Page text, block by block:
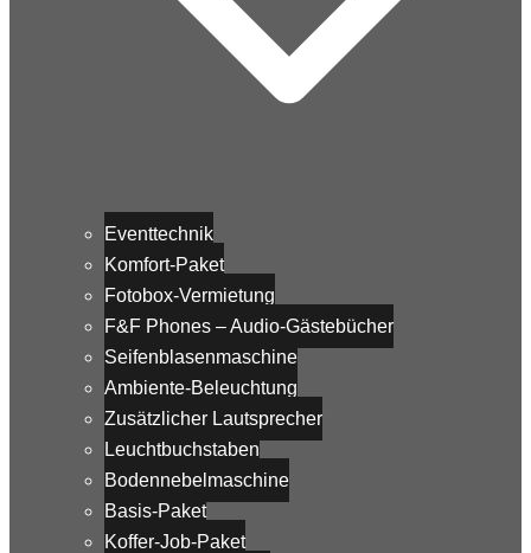
Eventtechnik
Komfort-Paket
Fotobox-Vermietung
F&F Phones – Audio-Gästebücher
Seifenblasenmaschine
Ambiente-Beleuchtung
Zusätzlicher Lautsprecher
Leuchtbuchstaben
Bodennebelmaschine
Basis-Paket
Koffer-Job-Paket